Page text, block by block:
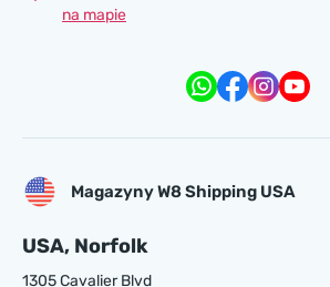
na mapie
Magazyny W8 Shipping USA
USA, Norfolk
1305 Cavalier Blvd